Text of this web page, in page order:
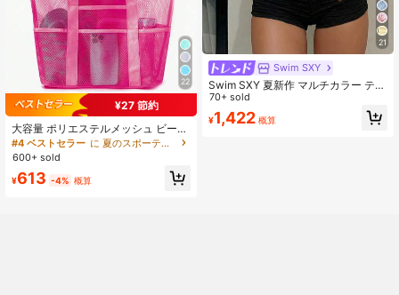
22
¥27 節約
大容量 ポリエステルメッシュ ビーチ
バッグ、旅行用ランドリーバッグ、
水泳用収納バッグ、ミニマリストメ
#4 ベストセラー
に 夏のスポーティースタイルバッグとラゲッジ .
600+ sold
¥613 -4% 概算
21
Swim SXY
Swim SXY 夏新作 マルチカラー テク
スチャ生地 ヒトデ柄 デコレーション
アクセサリー ストレートレッグパン
ツ ホルターネック タイ付き ビーチ
70+ sold
¥1,422 概算